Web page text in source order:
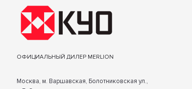
ОФИЦИАЛЬНЫЙ ДИЛЕР MERLION
Москва, м. Варшавская, Болотниковская ул.,